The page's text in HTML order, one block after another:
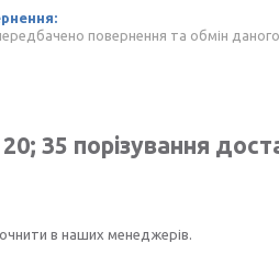
повернення та обмін
35 порізування
в наших менеджерів.